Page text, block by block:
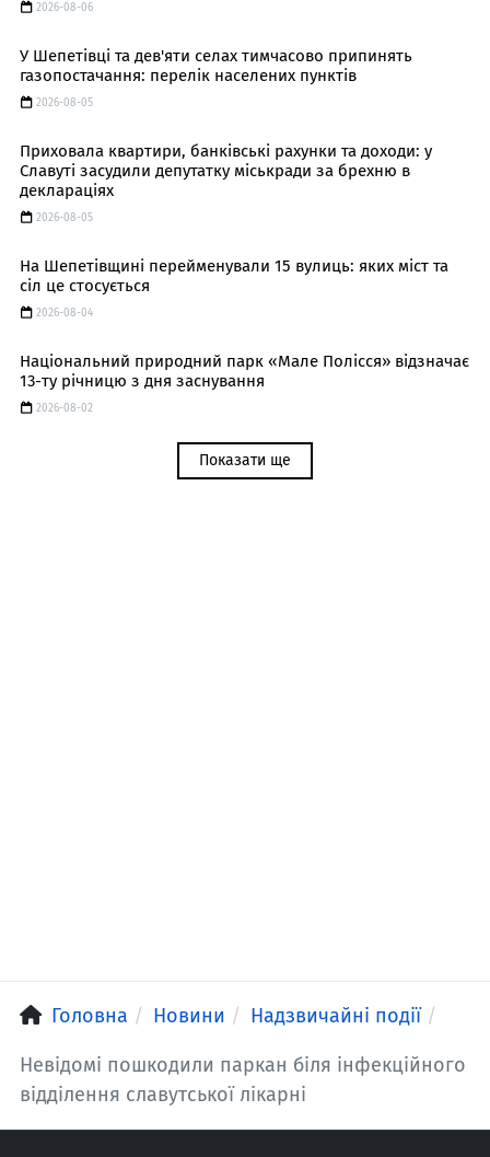
2026-08-06
У Шепетівці та дев'яти селах тимчасово припинять
газопостачання: перелік населених пунктів
2026-08-05
Приховала квартири, банківські рахунки та доходи: у
Славуті засудили депутатку міськради за брехню в
деклараціях
2026-08-05
На Шепетівщині перейменували 15 вулиць: яких міст та
сіл це стосується
2026-08-04
Національний природний парк «Мале Полісся» відзначає
13-ту річницю з дня заснування
2026-08-02
Показати ще
Головна Новини Надзвичайні події
Невідомі пошкодили паркан біля інфекційного
відділення славутської лікарні